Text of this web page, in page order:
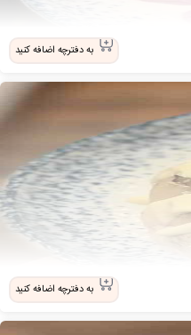
به دفترچه اضافه کنید
به دفترچه اضافه کنید